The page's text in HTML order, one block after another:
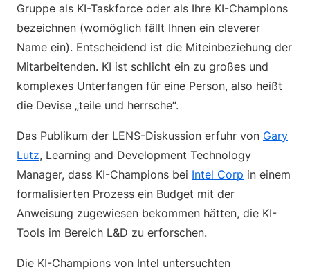
Gruppe als KI-Taskforce oder als Ihre KI-Champions
bezeichnen (womöglich fällt Ihnen ein cleverer
Name ein). Entscheidend ist die Miteinbeziehung der
Mitarbeitenden. KI ist schlicht ein zu großes und
komplexes Unterfangen für eine Person, also heißt
die Devise „teile und herrsche“.
Das Publikum der LENS-Diskussion erfuhr von Gary
Lutz, Learning and Development Technology
Manager, dass KI-Champions bei Intel Corp in einem
formalisierten Prozess ein Budget mit der
Anweisung zugewiesen bekommen hätten, die KI-
Tools im Bereich L&D zu erforschen.
Die KI-Champions von Intel untersuchten